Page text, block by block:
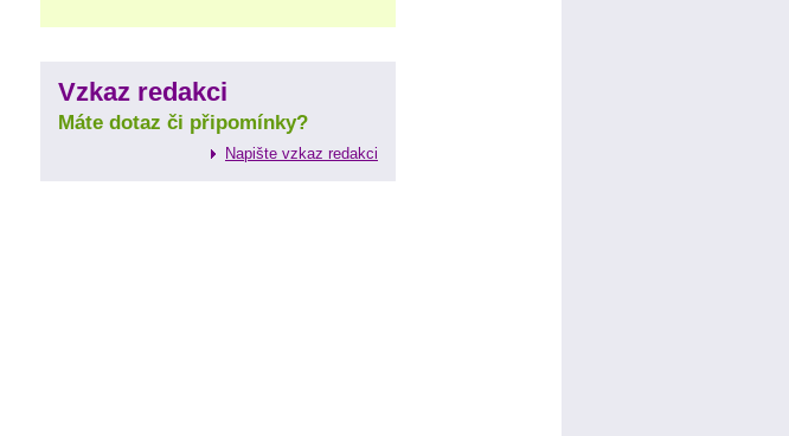
Vzkaz redakci
Máte dotaz či připomínky?
Napište vzkaz redakci